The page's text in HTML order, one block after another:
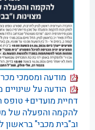
מודעה ומסמכי מכרז 11/
הודעה על שינויים
להקמה והפעלה של
וב"בית מכבי" בראשון